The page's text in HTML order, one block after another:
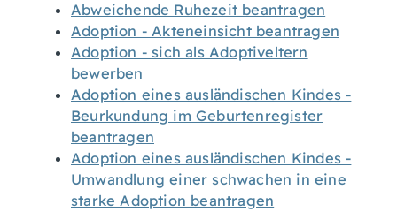
Abweichende Ruhezeit beantragen
Adoption - Akteneinsicht beantragen
Adoption - sich als Adoptiveltern
bewerben
Adoption eines ausländischen Kindes -
Beurkundung im Geburtenregister
beantragen
Adoption eines ausländischen Kindes -
Umwandlung einer schwachen in eine
starke Adoption beantragen